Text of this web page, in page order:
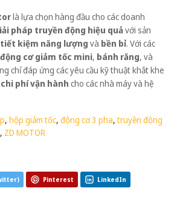
là lựa chọn hàng đầu cho các doanh
pháp truyền động hiệu quảvới sản
tiết kiệm năng lượng và bền bỉ. Với các
động cơ giảm tốc mini, bánh răng, và
chỉ đáp ứng các yêu cầu kỹ thuật khắt khe
phí vận hành cho các nhà máy và hệ
, hộp giảm tốc, động cơ 3 pha,truyền động
, ZD MOTOR
Pinterest LinkedIn